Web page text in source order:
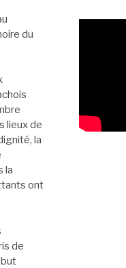
du
lieux de
la
la
ont
de